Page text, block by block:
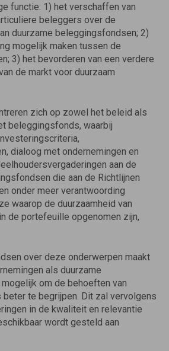
functie: 1) het verschaffen van
beleggers over de
duurzame beleggingsfondsen; 2)
mogelijk maken tussen de
3) het bevorderen van een verdere
de markt voor duurzaam
zich op zowel het beleid als
beleggingsfonds, waarbij
dialoog met ondernemingen en
aan de
die aan de Richtlijnen
onder meer verantwoording
waarop de duurzaamheid van
de portefeuille opgenomen zijn,
over deze onderwerpen maakt
als duurzame
om de behoeften van
te begrijpen. Dit zal vervolgens
in de kwaliteit en relevantie
wordt gesteld aan